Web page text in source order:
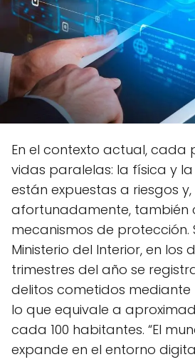
En el contexto actual, cada
vidas paralelas: la física y
están expuestas a riesgos y,
afortunadamente, también
mecanismos de protección.
Ministerio del Interior, en los
trimestres del año se
delitos cometidos mediante
lo que equivale a
cada 100 habitantes. “El
expande en el entorno